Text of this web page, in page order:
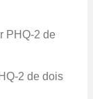
PHQ-2 de
2 de dois